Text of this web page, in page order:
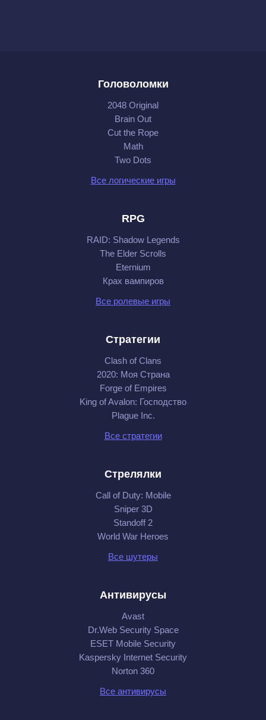
Головоломки
2048 Original
Brain Out
Cut the Rope
Math
Two Dots
Все логические игры
RPG
RAID: Shadow Legends
The Elder Scrolls
Eternium
Крах вампиров
Все ролевые игры
Стратегии
Clash of Clans
2020: Моя Cтрана
Forge of Empires
King of Avalon: Господство
Plague Inc.
Все стратегии
Стрелялки
Call of Duty: Mobile
Sniper 3D
Standoff 2
World War Heroes
Все шутеры
Антивирусы
Avast
Dr.Web Security Space
ESET Mobile Security
Kaspersky Internet Security
Norton 360
Все антивирусы